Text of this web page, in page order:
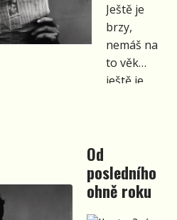
budí se
spící rytíři
Ještě je
brzy,
nemáš na
to věk
ještě je
na lásku a
slzy
Od
posledního
ohně roku